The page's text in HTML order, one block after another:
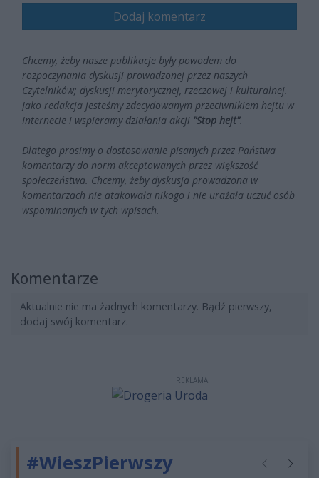
Dodaj komentarz
Chcemy, żeby nasze publikacje były powodem do
rozpoczynania dyskusji prowadzonej przez naszych
Czytelników; dyskusji merytorycznej, rzeczowej i kulturalnej.
Jako redakcja jesteśmy zdecydowanym przeciwnikiem hejtu w
Internecie i wspieramy działania akcji "Stop hejt".
Dlatego prosimy o dostosowanie pisanych przez Państwa
komentarzy do norm akceptowanych przez większość
społeczeństwa. Chcemy, żeby dyskusja prowadzona w
komentarzach nie atakowała nikogo i nie urażała uczuć osób
wspominanych w tych wpisach.
Komentarze
Aktualnie nie ma żadnych komentarzy. Bądź pierwszy,
dodaj swój komentarz.
REKLAMA
#WieszPierwszy Poprzednie